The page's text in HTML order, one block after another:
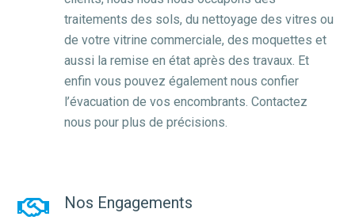
traitements des sols, du nettoyage des vitres ou
de votre vitrine commerciale, des moquettes et
aussi la remise en état après des travaux. Et
enfin vous pouvez également nous confier
l’évacuation de vos encombrants. Contactez
nous pour plus de précisions.
Nos Engagements